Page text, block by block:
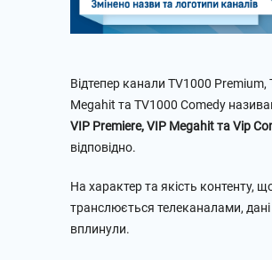
Відтепер канали TV1000 Premium,
Megahit та TV1000 Comedy
VIP Premiere, VIP Megahit та Vip
відповідно.
На характер та якість контенту,
транслюється телеканалами, дані
вплинули.